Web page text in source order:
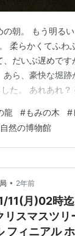
朝。 もう明る
柔らかくてふわ
、だいぶ遅めで
ら、豪快な堀
た。 あれあれ
んだものだなあ
あ…
龍 #もみの木 #
自然の博物館
• 2年前
11(月)02時
リスマスツ
ィニアル